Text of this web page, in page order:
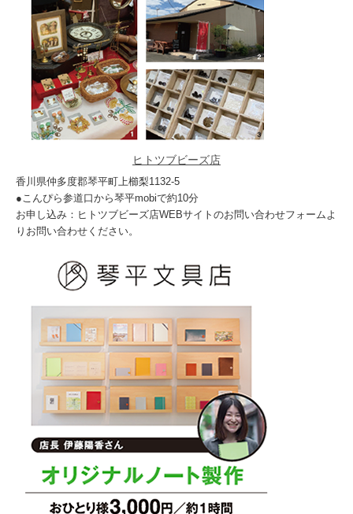
ヒトツブビーズ店
香川県仲多度郡琴平町上櫛梨1132-5
●こんぴら参道口から琴平mobiで約10分
お申し込み：ヒトツブビーズ店WEBサイトのお問い合わせフォームよ
りお問い合わせください。